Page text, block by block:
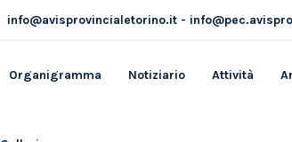
info@avisprovincialetorino.it -
Organigramma Notiziario Attività